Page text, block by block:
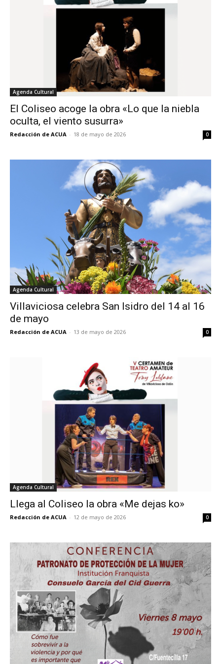
Agenda Cultural
El Coliseo acoge la obra «Lo que la niebla
oculta, el viento susurra»
Redacción de ACUA - 18 de mayo de 2026 0
Agenda Cultural
Villaviciosa celebra San Isidro del 14 al 16
de mayo
Redacción de ACUA - 13 de mayo de 2026 0
Agenda Cultural
Llega al Coliseo la obra «Me dejas ko»
Redacción de ACUA - 12 de mayo de 2026 0